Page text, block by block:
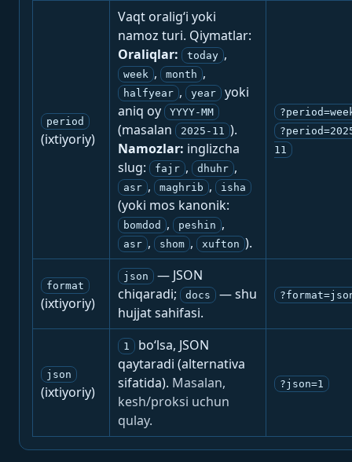
period
(ixtiyoriy)
Vaqt oralig‘i yoki
namoz turi. Qiymatlar:
Oraliqlar:
today ,
week , month ,
halfyear , year
yoki
aniq oy
YYYY-MM
(masalan 2025-11 ).
Namozlar: inglizcha
slug:
fajr , dhuhr ,
asr , maghrib , isha
(yoki mos kanonik:
bomdod , peshin ,
asr , shom , xufton ).
11
format
(ixtiyoriy)
json
— JSON
chiqaradi;
docs
— shu
hujjat sahifasi.
json
(ixtiyoriy)
1
bo‘lsa, JSON
qaytaradi (alternativa
sifatida). Masalan,
kesh/proksi uchun
qulay.
?json=1